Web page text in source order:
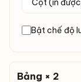
Bật chế độ
Bảng × 2